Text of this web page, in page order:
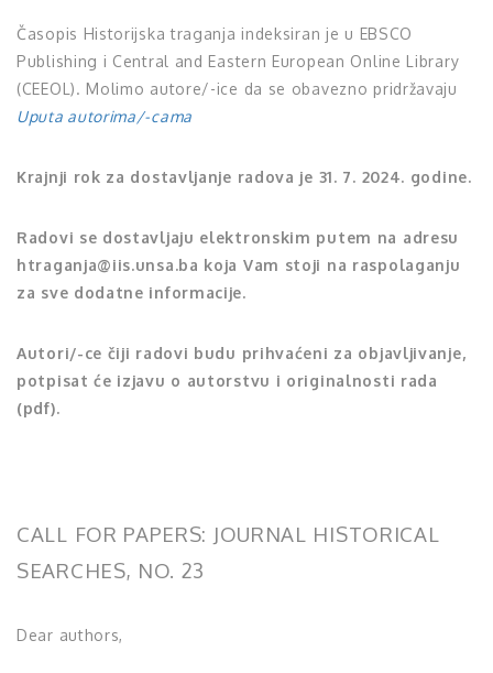
Časopis Historijska traganja indeksiran je u EBSCO
Publishing i Central and Eastern European Online Library
(CEEOL). Molimo autore/-ice da se obavezno pridržavaju
Uputa autorima/-cama
Krajnji rok za dostavljanje radova je 31. 7. 2024. godine.
Radovi se dostavljaju elektronskim putem na adresu
htraganja@iis.unsa.ba koja Vam stoji na raspolaganju
za sve dodatne informacije.
Autori/-ce čiji radovi budu prihvaćeni za objavljivanje,
potpisat će izjavu o autorstvu i originalnosti rada
(pdf).
CALL FOR PAPERS: JOURNAL HISTORICAL
SEARCHES, NO. 23
Dear authors,